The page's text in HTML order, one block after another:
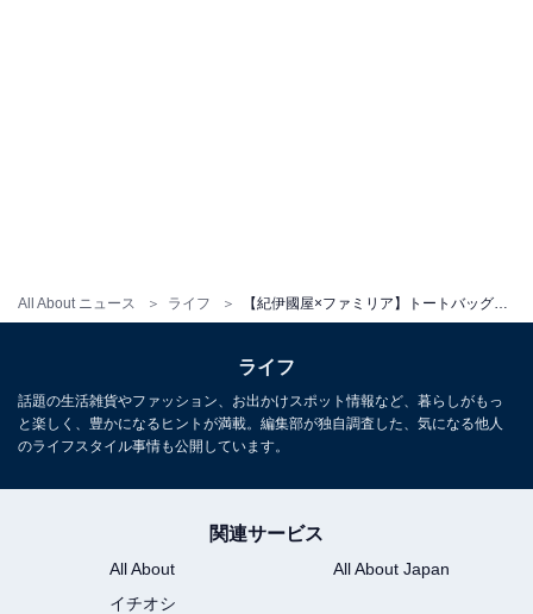
All About ニュース ライフ
『ファミリア×紀ノ国屋 ミニミニバッグ』
ライフ
話題の生活雑貨やファッション、お出かけスポット情報など、暮らしがもっ
と楽しく、豊かになるヒントが満載。編集部が独自調査した、気になる他人
のライフスタイル事情も公開しています。
関連サービス
All About
All About Japan
イチオシ